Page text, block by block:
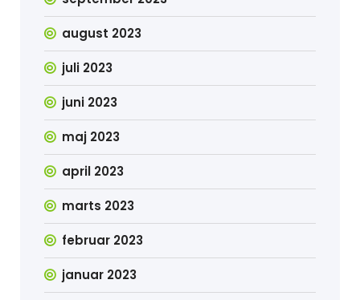
august 2023
juli 2023
juni 2023
maj 2023
april 2023
marts 2023
februar 2023
januar 2023